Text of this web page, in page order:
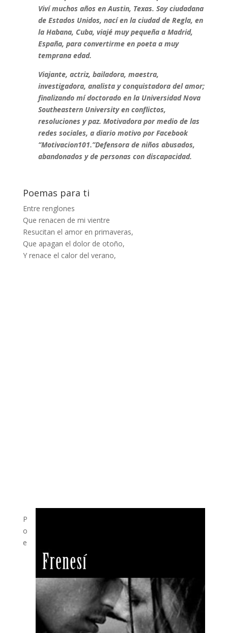
Viví muchos años en Austin, Texas. Soy ciudadana
de Estados Unidos, nací en la ciudad de Regla, en
la Habana, Cuba, viajé muy pequeña a Madrid,
España, para convertirme en poeta a muy
temprana edad.
Viajante, actriz, bailadora, maestra,
investigadora, analista y conquistadora del amor;
finalizando mí doctorado en la Universidad Nova
Southeastern University en conflictos,
resoluciones y paz. Motivadora por medio de las
redes sociales, a diario motivo por Facebook
“Motivacion101.”Defensora de niños abusados,
abandonados y de personas con discapacidad.
Poemas para ti
Entre renglones
Que renacen de mi vientre
Resucitan el amor en primaveras,
Que apagan el dolor de otoño,
Y renace el calor del verano,
P
o
e